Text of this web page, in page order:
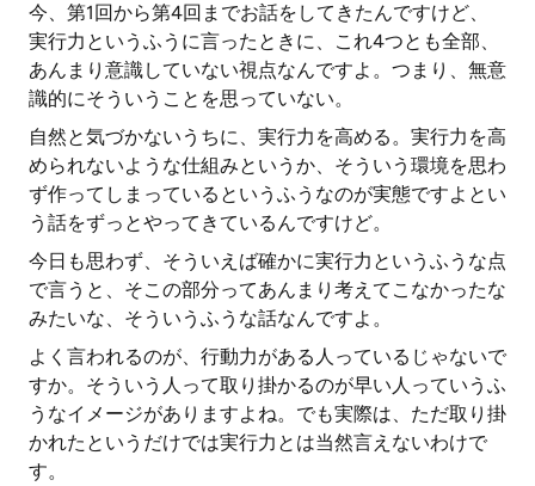
今、第1回から第4回までお話をしてきたんですけど、
実行力というふうに言ったときに、これ4つとも全部、
あんまり意識していない視点なんですよ。つまり、無意
識的にそういうことを思っていない。
自然と気づかないうちに、実行力を高める。実行力を高
められないような仕組みというか、そういう環境を思わ
ず作ってしまっているというふうなのが実態ですよとい
う話をずっとやってきているんですけど。
今日も思わず、そういえば確かに実行力というふうな点
で言うと、そこの部分ってあんまり考えてこなかったな
みたいな、そういうふうな話なんですよ。
よく言われるのが、行動力がある人っているじゃないで
すか。そういう人って取り掛かるのが早い人っていうふ
うなイメージがありますよね。でも実際は、ただ取り掛
かれたというだけでは実行力とは当然言えないわけで
す。